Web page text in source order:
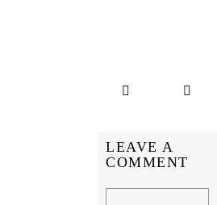
LEAVE A
COMMENT